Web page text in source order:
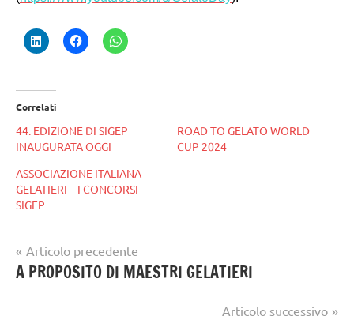
Correlati
44. EDIZIONE DI SIGEP
INAUGURATA OGGI
ROAD TO GELATO WORLD
CUP 2024
ASSOCIAZIONE ITALIANA
GELATIERI – I CONCORSI
SIGEP
gelataio,
gelato
Navigazione
articoli
Articolo precedente
A PROPOSITO DI MAESTRI GELATIERI
Articolo successivo